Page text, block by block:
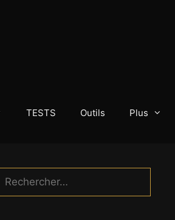
TESTS Outils Plus
Rechercher :